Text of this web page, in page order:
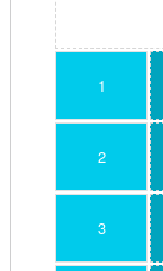
1
2
3